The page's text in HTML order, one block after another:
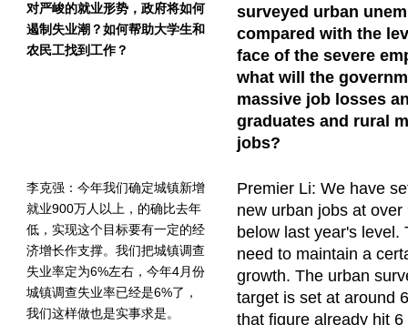
对严峻的就业形势，政府将如何
遏制失业潮？如何帮助大学生和
农民工找到工作？
surveyed urban
compared with the
face of the severe
what will the
massive job losses
graduates and rural
jobs?
李克强：今年我们确定城镇新增
就业900万人以上，的确比去年
低，实现这个目标要有一定的经
济增长作支撑。我们把城镇调查
失业率定为6%左右，今年4月份
城镇调查失业率已经是6%了，
我们这样做也是实事求是。
Premier Li: We have
new urban jobs at
below last year's level.
need to maintain a
growth. The urban
target is set at around
that figure already hit